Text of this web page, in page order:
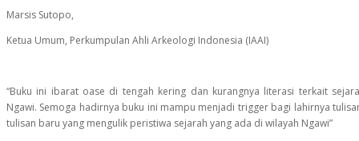
Marsis Sutopo,
Ketua Umum, Perkumpulan Ahli Arkeologi Indonesia (IAAI)
“Buku ini ibarat oase di tengah kering dan kurangnya literasi terkait
Ngawi. Semoga hadirnya buku ini mampu menjadi trigger bagi lahirnya
tulisan baru yang mengulik peristiwa sejarah yang ada di wilayah Ngawi”